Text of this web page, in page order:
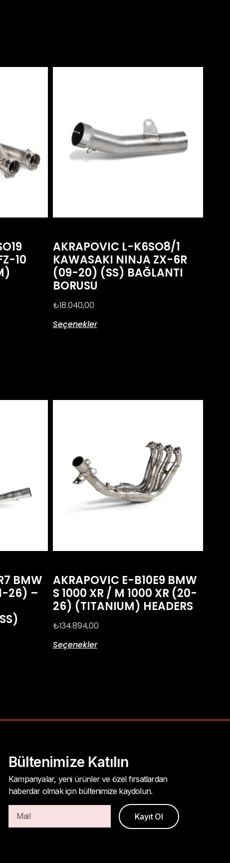
10
AKRAPOVIC L-K6SO8/1
KAWASAKI NINJA ZX-6R
(09-20) (SS) BAĞLANTI
BORUSU
₺18.040,00
Seçenekler
BMW
26) –
AKRAPOVIC E-B10E9 BMW
S 1000 XR / M 1000 XR (20-
26) (TITANIUM) HEADERS
₺134.894,00
Seçenekler
Bültenimize Katılın
Kampanyalar, yeni ürünler ve özel fırsatlardan
haberdar olmak için bültenimize kaydolun.
Kayıt Ol